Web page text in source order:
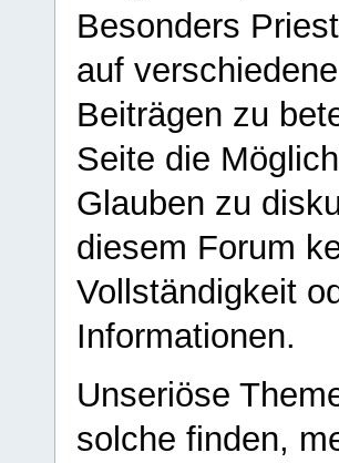
Besonders
auf
Beiträgen zu
Seite die
Glauben zu
diesem Forum
Vollständigkeit
Informationen.
Unseriöse
solche finden,